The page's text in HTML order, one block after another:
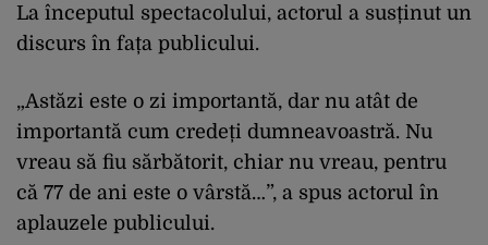
La începutul spectacolului, actorul a susținut un
discurs în fața publicului.
„Astăzi este o zi importantă, dar nu atât de
importantă cum credeți dumneavoastră. Nu
vreau să fiu sărbătorit, chiar nu vreau, pentru
că 77 de ani este o vârstă…”, a spus actorul în
aplauzele publicului.